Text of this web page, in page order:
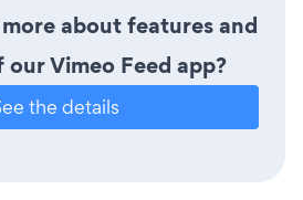
about features and
Vimeo Feed app?
the details